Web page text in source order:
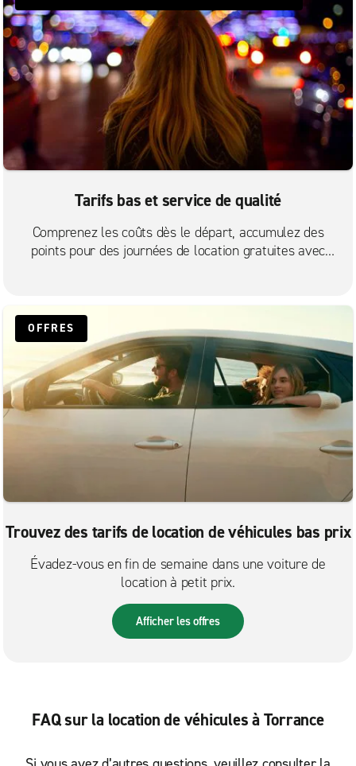
Long Beach – centre-ville
Los Angeles – Baldwin Hills
Los Angeles – Culver City
Los Angeles – Huntington Park
Los Angeles – centre-ville, University Park
Marina Del Rey
San Pedro
Torrance
Tarifs bas et service de qualité
Comprenez les coûts dès le départ, accumulez des
points pour des journées de location gratuites avec
OFFRES
Trouvez des tarifs de location de véhicules bas prix
Évadez-vous en fin de semaine dans une voiture de
location à petit prix.
Afficher les offres
FAQ sur la location de véhicules à Torrance